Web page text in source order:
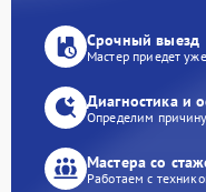
Срочный выезд
Мастер приедет
Диагностика и
Определим
Мастера со
Работаем с